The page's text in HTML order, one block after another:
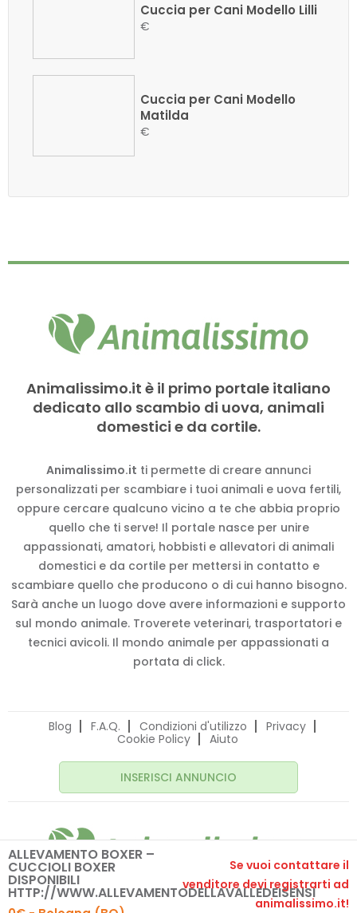
Cuccia per Cani Modello Lilli
€
Cuccia per Cani Modello
Matilda
€
ALLEVAMENTO BOXER –
CUCCIOLI BOXER
DISPONIBILI
HTTP://WWW.ALLEVAMENTODELLAVALLEDEISENSI
Se vuoi contattare il
venditore devi registrarti ad
animalissimo.it!
Animalissimo.it è il primo portale italiano
dedicato allo scambio di uova, animali
domestici e da cortile.
Animalissimo.it ti permette di creare annunci
personalizzati per scambiare i tuoi animali e uova fertili,
oppure cercare qualcuno vicino a te che abbia proprio
quello che ti serve! Il portale nasce per unire
appassionati, amatori, hobbisti e allevatori di animali
domestici e da cortile per mettersi in contatto e
scambiare quello che producono o di cui hanno bisogno.
Sarà anche un luogo dove avere informazioni e supporto
sul mondo animale. Troverete veterinari, trasportatori e
tecnici avicoli. Il mondo animale per appassionati a
portata di click.
Blog F.A.Q. Condizioni d'utilizzo
Privacy
Cookie Policy
Aiuto
INSERISCI ANNUNCIO
© 2020 Animalissimo.it - P.IVA 04582550275
Made with
comunicafacile.eu